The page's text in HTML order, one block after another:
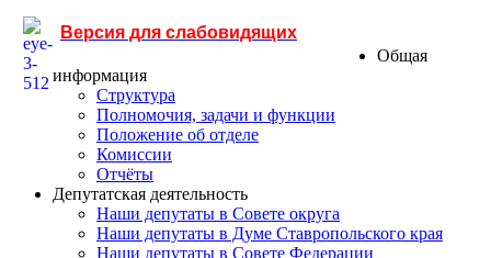
Версия для слабовидящих
Общая
информация
Структура
Полномочия, задачи и функции
Положение об отделе
Комиссии
Отчёты
Депутатская деятельность
Наши депутаты в Совете округа
Наши депутаты в Думе Ставропольского края
Наши депутаты в Совете Федерации